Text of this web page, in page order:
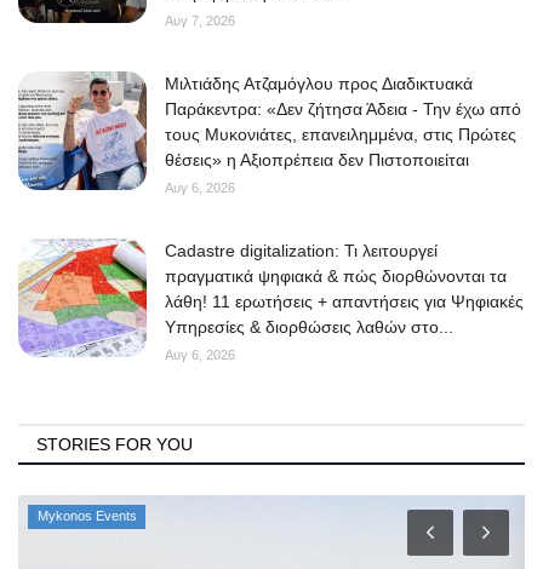
Αυγ 7, 2026
Μιλτιάδης Ατζαμόγλου προς Διαδικτυακά
Παράκεντρα: «Δεν ζήτησα Άδεια - Την έχω από
τους Μυκονιάτες, επανειλημμένα, στις Πρώτες
θέσεις» η Αξιοπρέπεια δεν Πιστοποιείται
Αυγ 6, 2026
Cadastre digitalization: Τι λειτουργεί
πραγματικά ψηφιακά & πώς διορθώνονται τα
λάθη! 11 ερωτήσεις + απαντήσεις για Ψηφιακές
Υπηρεσίες & διορθώσεις λαθών στο...
Αυγ 6, 2026
STORIES FOR YOU
Mykonos Events